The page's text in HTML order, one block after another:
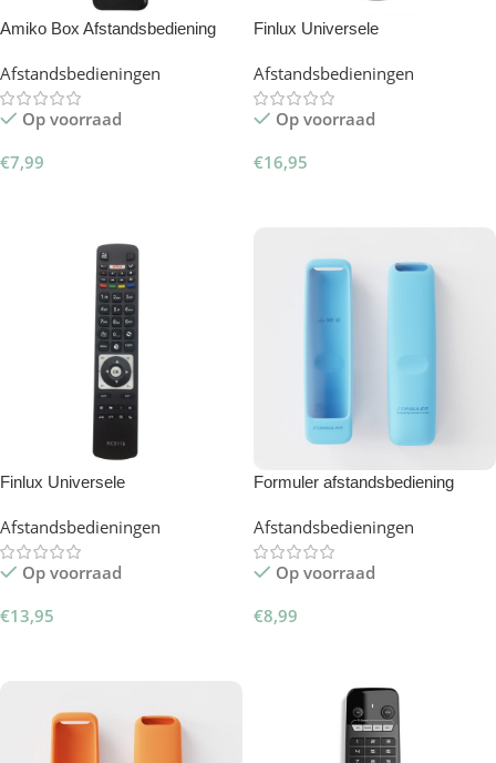
Amiko Box Afstandsbediening
Afstandsbedieningen
Op voorraad
€7,99
Finlux Universele
Slimtron Hit-V2
Afstandsbedieningen
Op voorraad
€16,95
Finlux Universele
Afstandsbedieningen
Op voorraad
€13,95
Formuler afstandsbediening
Afstandsbedieningen
Op voorraad
€8,99